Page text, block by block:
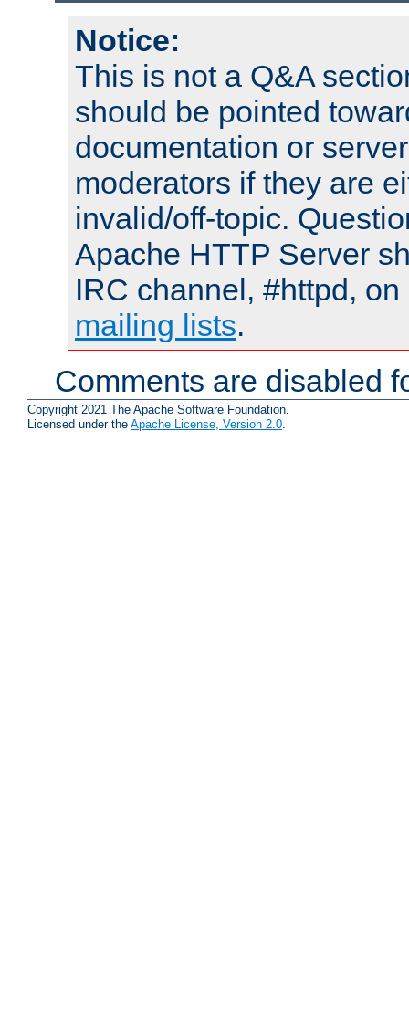
Notice:
This is not a Q&A
should be pointed
documentation or
moderators if they are
invalid/off-topic.
Apache HTTP Server
IRC channel, #httpd,
mailing lists.
Comments are disabled
Copyright 2021 The Apache Software Foundation.
Licensed under the Apache License, Version 2.0